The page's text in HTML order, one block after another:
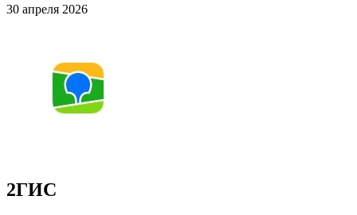
30 апреля 2026
2ГИС